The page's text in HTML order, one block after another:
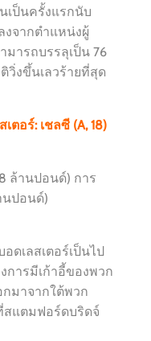
เป็นครั้งแรกนับ
งจากตำแหน่งผู้
มารถบรรลุเป็น 76
วิ่งขึ้นเลวร้ายที่สุด
ตอร์: เชลซี (A, 18)
ล้านปอนด์) การ
นปอนด์)
ดเลสเตอร์เป็นไป
ารมีเก้าอี้ของพวก
มาจากใต้พวก
สแตมฟอร์ดบริดจ์